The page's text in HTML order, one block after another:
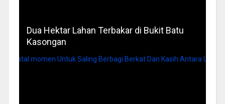
Dua Hektar Lahan Terbakar di Bukit Batu
Kasongan